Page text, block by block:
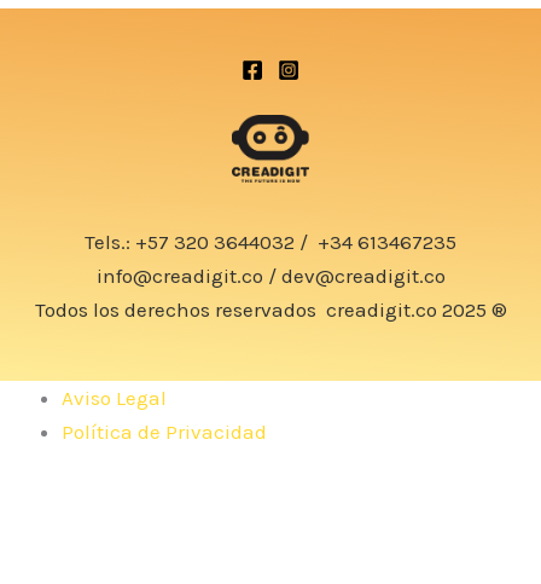
Tels.: +57 320 3644032 / +34 613467235
info@creadigit.co / dev@creadigit.co
Todos los derechos reservados creadigit.co 2025 ®
Aviso Legal
Política de Privacidad